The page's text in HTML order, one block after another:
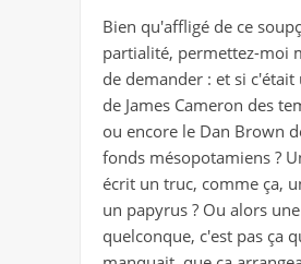
Bien qu'affligé de ce
partialité, permettez-moi
de demander : et si c'était
de James Cameron des
ou encore le Dan Brown
fonds mésopotamiens ?
écrit un truc, comme ça,
un papyrus ? Ou alors
quelconque, c'est pas ça